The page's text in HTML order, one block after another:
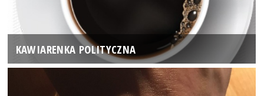
KAWIARENKA POLITYCZNA